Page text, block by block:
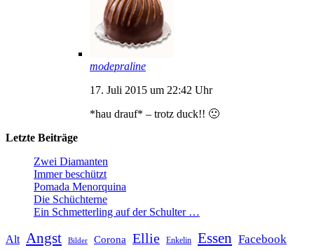
modepraline
17. Juli 2015 um 22:42 Uhr
*hau drauf* – trotz duck!! 🙁
Letzte Beiträge
Zwei Diamanten
Immer beschützt
Pomada Menorquina
Die Schüchterne
Ein Schmetterling auf der Schulter …
Alt Angst Bilder Corona Ellie Enkelin Essen Facebook